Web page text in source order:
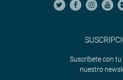
Suscríbete con tu
nuestro